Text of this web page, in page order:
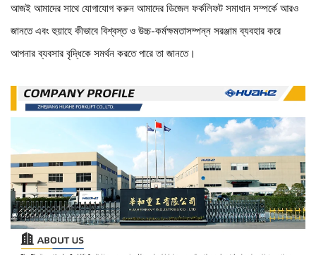
আজই আমাদের সাথে যোগাযোগ করুন আমাদের ডিজেল ফর্কলিফট সমাধান সম্পর্কে আরও
জানতে এবং হুয়াহে কীভাবে বিশ্বস্ত ও উচ্চ-কর্মক্ষমতাসম্পন্ন সরঞ্জাম ব্যবহার করে
আপনার ব্যবসার বৃদ্ধিকে সমর্থন করতে পারে তা জানতে।